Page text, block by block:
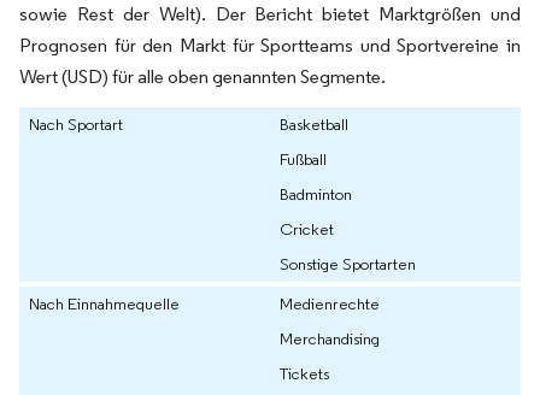
sowie Rest der Welt). Der Bericht bietet Marktgrößen und
Prognosen für den Markt für Sportteams und Sportvereine in
Wert (USD) für alle oben genannten Segmente.
Nach Sportart
Basketball
Fußball
Badminton
Cricket
Sonstige Sportarten
Nach Einnahmequelle
Medienrechte
Merchandising
Tickets